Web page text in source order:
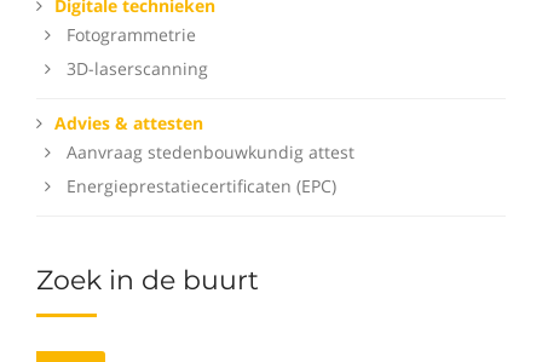
Digitale technieken
Fotogrammetrie
3D-laserscanning
Advies & attesten
Aanvraag stedenbouwkundig attest
Energieprestatiecertificaten (EPC)
Zoek in de buurt